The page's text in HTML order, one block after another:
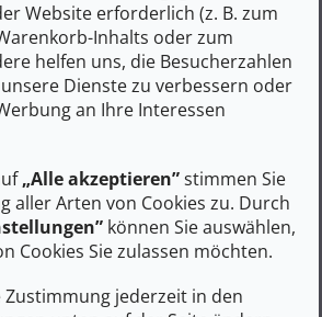
Website erforderlich (z. B. zum
Inhalts oder zum
helfen uns, die Besucherzahlen
Dienste zu verbessern oder
an Ihre Interessen
„Alle akzeptieren”stimmen Sie
aller Arten von Cookies zu. Durch
können Sie auswählen,
Cookies Sie zulassen möchten.
Zustimmung jederzeit in den
geformten Stollen sind
so dass sie sowohl beim
Abstieg die Oberfläche abbremsen.
aus geformtem EVA-Schaumstoff mit
Geometrie bietet eine feste,
statt einer weichen Füllung; das
Kraftübertragung beim
Finish ist wesentlich
Materialien. Der
dämpft den direkten Aufprall
die Lebensdauer des Schuhs.